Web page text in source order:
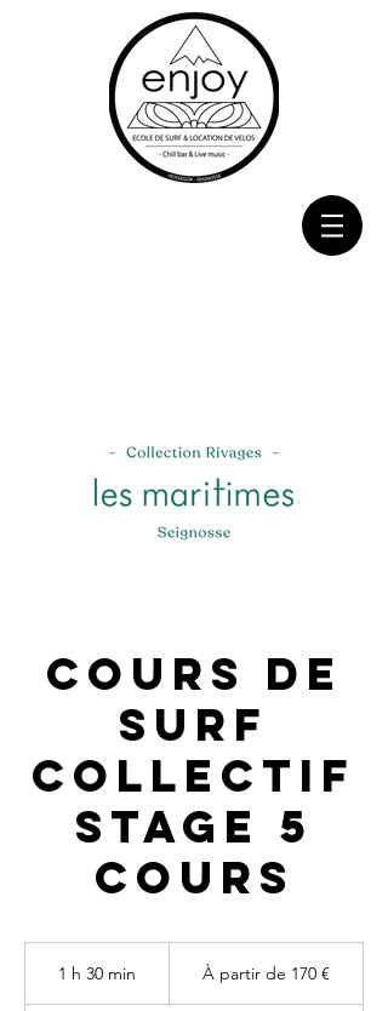
Cours de
surf
collectif
stage 5
cours
1 h 30 min
euros
À partir de 170 €